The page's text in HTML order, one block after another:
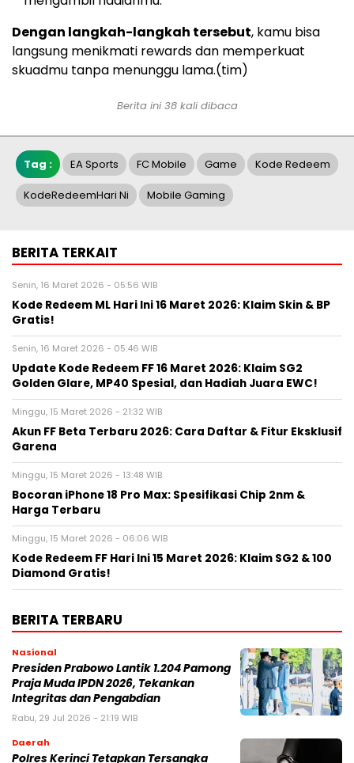
Dengan langkah-langkah tersebut, kamu bisa
langsung menikmati rewards dan memperkuat
skuadmu tanpa menunggu lama.(tim)
Berita ini 38 kali dibaca
Tag : EA Sports FC Mobile Game Kode Redeem
KodeRedeemHari Ni Mobile Gaming
BERITA TERKAIT
Senin, 16 Maret 2026 - 05:56 WIB
Kode Redeem ML Hari Ini 16 Maret 2026: Klaim Skin & BP
Gratis!
Senin, 16 Maret 2026 - 05:46 WIB
Update Kode Redeem FF 16 Maret 2026: Klaim SG2
Golden Glare, MP40 Spesial, dan Hadiah Juara EWC!
Minggu, 15 Maret 2026 - 21:32 WIB
Akun FF Beta Terbaru 2026: Cara Daftar & Fitur Eksklusif
Garena
Minggu, 15 Maret 2026 - 13:48 WIB
Bocoran iPhone 18 Pro Max: Spesifikasi Chip 2nm &
Harga Terbaru
Minggu, 15 Maret 2026 - 06:06 WIB
Kode Redeem FF Hari Ini 15 Maret 2026: Klaim SG2 & 100
Diamond Gratis!
BERITA TERBARU
Nasional
Presiden Prabowo Lantik 1.204 Pamong
Praja Muda IPDN 2026, Tekankan
Integritas dan Pengabdian
Rabu, 29 Jul 2026 - 21:19 WIB
Daerah
Polres Kerinci Tetapkan Tersangka